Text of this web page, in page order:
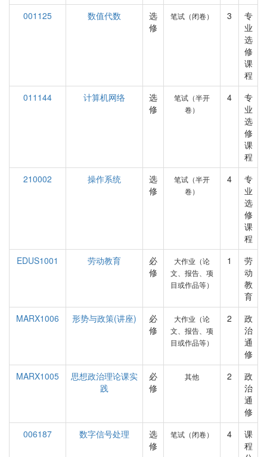
001125
数值代数
选
修
笔试（闭卷） 3
专
业
选
修
课
程
011144
计算机网络
选
修
笔试（半开
卷）
4
专
业
选
修
课
程
210002
操作系统
选
修
笔试（半开
卷）
4
专
业
选
修
课
程
EDUS1001
劳动教育
必
修
大作业（论
文、报告、项
目或作品等）
1
劳
动
教
育
MARX1006
形势与政策(讲座)
必
修
大作业（论
文、报告、项
目或作品等）
2
政
治
通
修
MARX1005
思想政治理论课实
践
必
修
其他 2
政
治
通
修
006187
数字信号处理
选
修
笔试（闭卷） 4
课
程